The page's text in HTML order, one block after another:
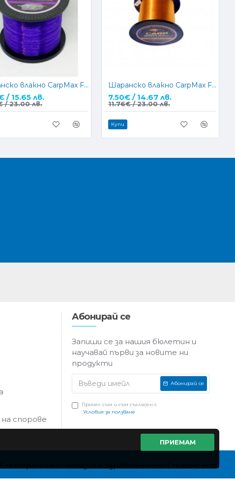
Шаранско влакно CarpMax FLUO PURPLE 1000м.
/ 15.65 лв.
/ 23.00 лв.
Шаранско влакно CarpMax FLUO GOLD 1000м.
7.50€ / 14.67 лв.
11.76€ / 23.00 лв.
Купи
спорове
Абонирай се
Запиши се за нашия бюлетин и
научавай първи за новите ни
продукти
Абонирай се
Прочел съм и съм съгласен с
Условия за ползване
Електронният магазин е изработен от Creatolic.com
ПРИЕМАМ